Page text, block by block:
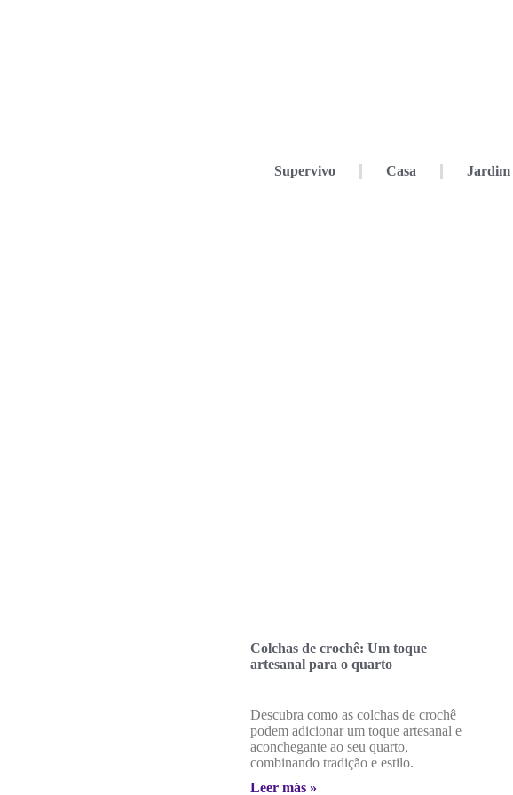
Supervivo Casa Jardim
Colchas de crochê: Um toque
artesanal para o quarto
Descubra como as colchas de crochê
podem adicionar um toque artesanal e
aconchegante ao seu quarto,
combinando tradição e estilo.
Leer más »